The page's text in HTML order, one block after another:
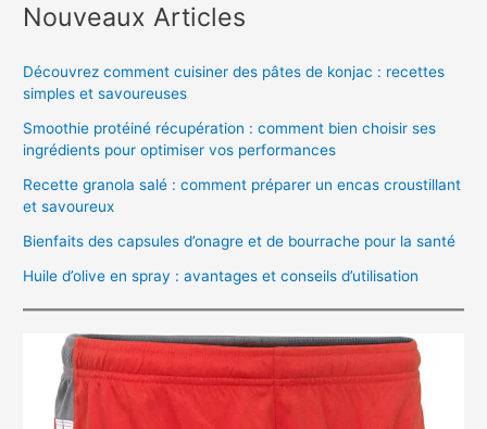
Nouveaux Articles
Découvrez comment cuisiner des pâtes de konjac : recettes
simples et savoureuses
Smoothie protéiné récupération : comment bien choisir ses
ingrédients pour optimiser vos performances
Recette granola salé : comment préparer un encas croustillant
et savoureux
Bienfaits des capsules d’onagre et de bourrache pour la santé
Huile d’olive en spray : avantages et conseils d’utilisation